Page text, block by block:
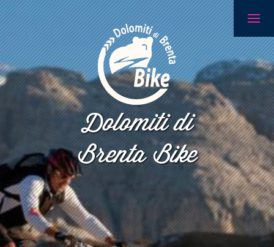
Dolomiti di
Brenta Bike